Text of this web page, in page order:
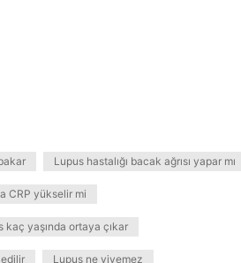
Lupus hastalığı bacak ağrısı yapar mı
CRP yükselir mi
kaç yaşında ortaya çıkar
Lupus ne yiyemez